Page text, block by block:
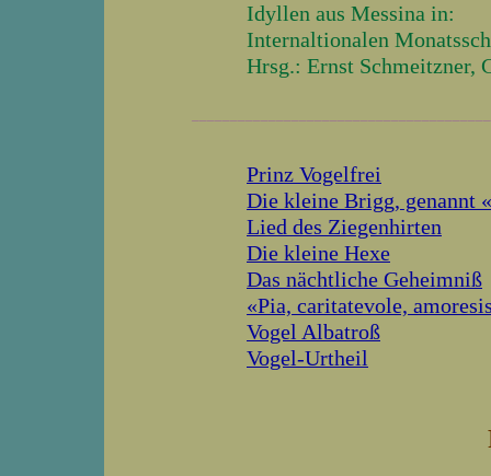
Idyllen aus Messina in:
Internaltionalen
Hrsg.: Ernst Schmeitzner,
Prinz Vogelfrei
Die kleine Brigg, genannt
Lied des Ziegenhirten
Die kleine Hexe
Das nächtliche Geheimniß
«Pia, caritatevole,
Vogel Albatroß
Vogel-Urtheil